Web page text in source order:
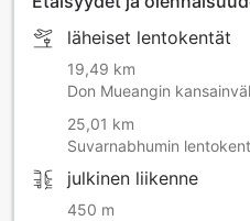
läheiset lentokentät
19,49 km
Don Mueangin
25,01 km
Suvarnabhumin
julkinen liikenne
450 m